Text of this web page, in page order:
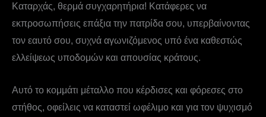
Καταρχάς, θερμά συγχαρητήρια! Κατάφερες να
εκπροσωπήσεις επάξια την πατρίδα σου, υπερβαίνοντας
τον εαυτό σου, συχνά αγωνιζόμενος υπό ένα καθεστώς
ελλείψεως υποδομών και απουσίας κράτους.
Αυτό το κομμάτι μέταλλο που κέρδισες και φόρεσες στο
στήθος, οφείλεις να καταστεί ωφέλιμο και για τον ψυχισμό